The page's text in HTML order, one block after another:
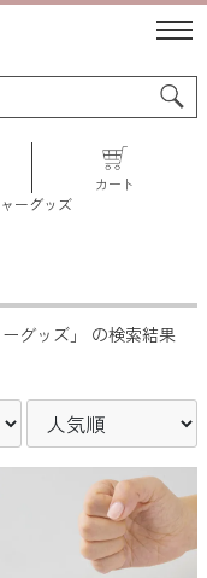
カート
ーグッズ
グッズ」 の検索結果